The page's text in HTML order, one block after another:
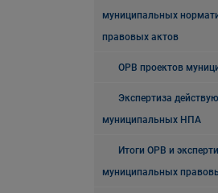
муниципальных
правовых актов
ОРВ проектов
Экспертиза
муниципальных НПА
Итоги ОРВ и
муниципальных